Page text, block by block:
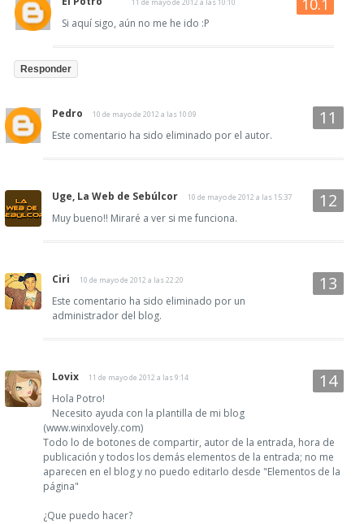
11 de mayo de 2012 a las 10:10
Si aquí sigo, aún no me he ido :P
Responder
Pedro 10 de mayo de 2012 a las 10:09
Este comentario ha sido eliminado por el autor.
Uge, La Web de Sebúlcor 10 de mayo de 2012 a las 15:37
Muy bueno!! Miraré a ver si me funciona.
Ciri 10 de mayo de 2012 a las 22:20
Este comentario ha sido eliminado por un
administrador del blog.
Lovix 11 de mayo de 2012 a las 9:14
Hola Potro!
Necesito ayuda con la plantilla de mi blog
(www.winxlovely.com)
Todo lo de botones de compartir, autor de la entrada, hora de
publicación y todos los demás elementos de la entrada; no me
aparecen en el blog y no puedo editarlo desde "Elementos de la
página"
¿Que puedo hacer?